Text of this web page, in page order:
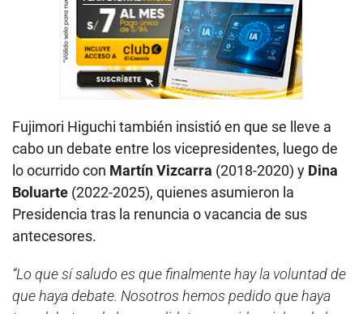
Fujimori Higuchi también insistió en que se lleve a
cabo un debate entre los vicepresidentes, luego de
lo ocurrido con Martín Vizcarra (2018-2020) y Dina
Boluarte (2022-2025), quienes asumieron la
Presidencia tras la renuncia o vacancia de sus
antecesores.
“Lo que sí saludo es que finalmente hay la voluntad de
que haya debate. Nosotros hemos pedido que haya